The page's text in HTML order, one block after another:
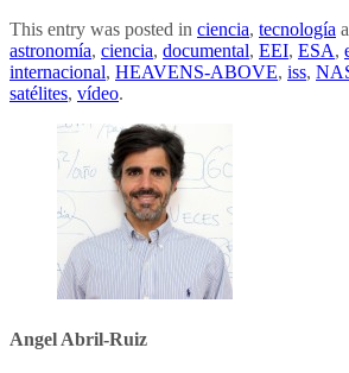
This entry was posted in ciencia, tecnología
astronomía, ciencia, documental, EEI, ESA,
internacional, HEAVENS-ABOVE, iss,
satélites, vídeo.
Angel Abril-Ruiz